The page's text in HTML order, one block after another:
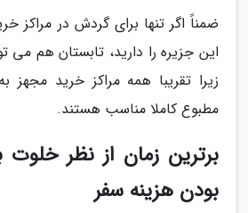
ضمناً اگر تنها برای گردش در مراکز
این جزیره را دارید، تابستان هم می
زیرا تقریبا همه مراکز خرید
مطبوع کاملا مناسب هستند.
برترین زمان از نظر
بودن هزینه سفر